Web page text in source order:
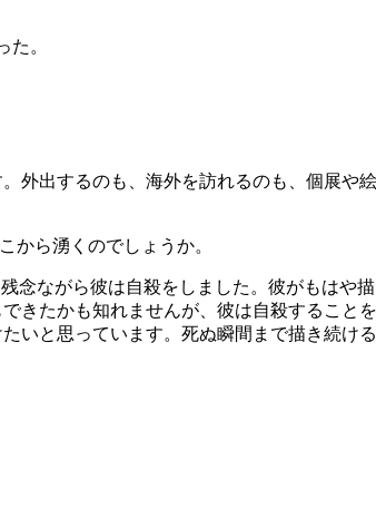
。
外出するのも、海外を訪れるのも、個展や
ら湧くのでしょうか。
ながら彼は自殺をしました。彼がもはや
きたかも知れませんが、彼は自殺すること
いと思っています。死ぬ瞬間まで描き続け